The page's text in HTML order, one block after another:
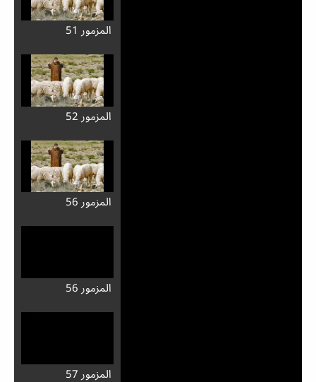
المزمور 51
المزمور 52
المزمور 56
المزمور 56
المزمور 57